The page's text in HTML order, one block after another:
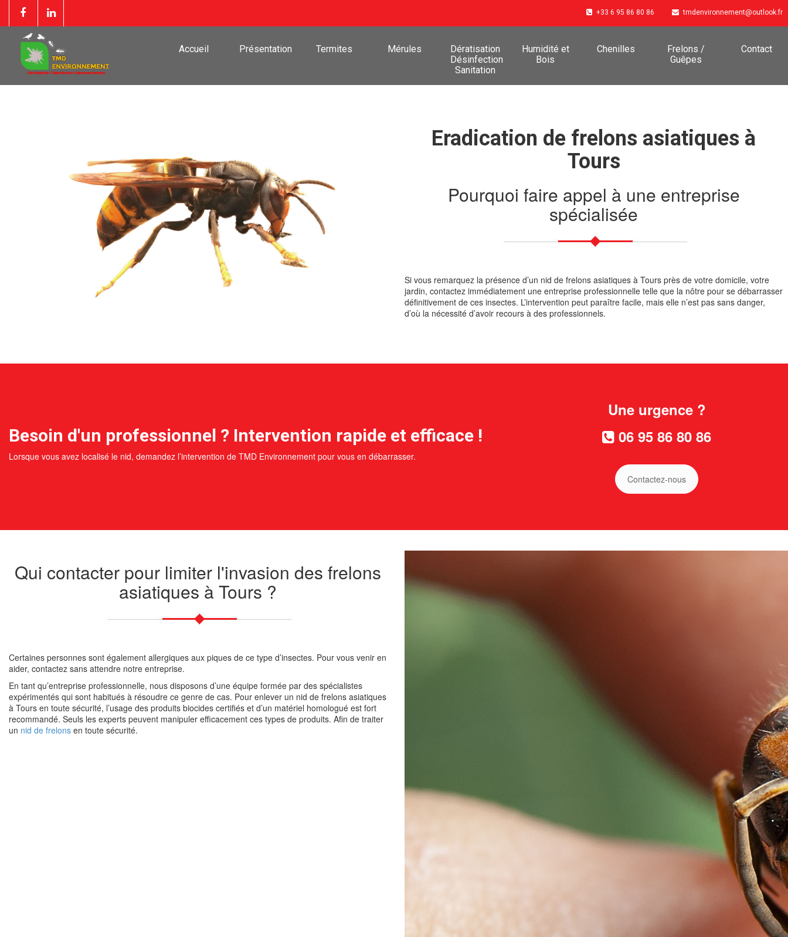
+33 6 95 86 80 86 tmdenvironnement@outlook.fr
Accueil Présentation Termites Mérules
Dératisation
Désinfection
Sanitation
Humidité et
Bois
Chenilles
Frelons /
Guêpes
Contact
Eradication de frelons asiatiques à
Tours
Pourquoi faire appel à une entreprise
spécialisée
Si vous remarquez la présence d’un nid de frelons asiatiques à Tours près de votre domicile, votre
jardin, contactez immédiatement une entreprise professionnelle telle que la nôtre pour se débarrasser
définitivement de ces insectes. L’intervention peut paraître facile, mais elle n’est pas sans danger,
d’où la nécessité d’avoir recours à des professionnels.
Besoin d'un professionnel ? Intervention rapide et efficace !
Lorsque vous avez localisé le nid, demandez l’intervention de TMD Environnement pour vous en débarrasser.
Une urgence ?
06 95 86 80 86
Contactez-nous
Qui contacter pour limiter l'invasion des frelons
asiatiques à Tours ?
Certaines personnes sont également allergiques aux piques de ce type d’insectes. Pour vous venir en
aider, contactez sans attendre notre entreprise.
En tant qu’entreprise professionnelle, nous disposons d’une équipe formée par des spécialistes
expérimentés qui sont habitués à résoudre ce genre de cas. Pour enlever un nid de frelons asiatiques
à Tours en toute sécurité, l’usage des produits biocides certifiés et d’un matériel homologué est fort
recommandé. Seuls les experts peuvent manipuler efficacement ces types de produits. Afin de traiter
un nid de frelons en toute sécurité.